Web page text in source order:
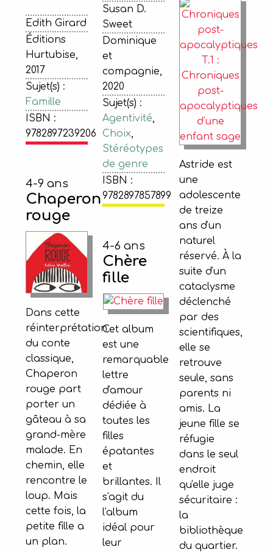
Edith Girard
Éditions
Hurtubise,
2017
Sujet(s) :
Famille
ISBN :
9782897239206
Susan D.
Sweet
Dominique
et
compagnie,
2020
Sujet(s) :
Agentivité,
Choix,
Stéréotypes
de genre
ISBN :
9782897857899
4-9 ans
Chaperon
rouge
Dans cette
réinterprétation
du conte
classique,
Chaperon
rouge part
porter un
gâteau à sa
grand-mère
malade. En
chemin, elle
rencontre le
loup. Mais
cette fois, la
petite fille a
un plan.
4-6 ans
Chère
fille
Cet album
est une
remarquable
lettre
d'amour
dédiée à
toutes les
filles
épatantes
et
brillantes. Il
s'agit du
l'album
idéal pour
leur
Astride est
une
adolescente
de treize
ans d'un
naturel
réservé. À la
suite d'un
cataclysme
déclenché
par des
scientifiques,
elle se
retrouve
seule, sans
parents ni
amis. La
jeune fille se
réfugie
dans le seul
endroit
qu'elle juge
sécuritaire :
la
bibliothèque
du quartier.